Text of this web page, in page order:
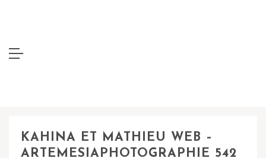
KAHINA ET MATHIEU WEB –
ARTEMESIAPHOTOGRAPHIE 542